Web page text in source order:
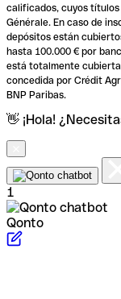
calificados, cuyos
Générale. En caso de
depósitos están
hasta 100.000 € por
está totalmente
concedida por Crédit
BNP Paribas.
👋 ¡Hola!
1
Qonto